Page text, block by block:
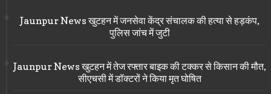
Jaunpur News खुटहन में जनसेवा केंद्र संचालक की हत्या से हड़कंप,
पुलिस जांच में जुटी
Jaunpur News खुटहन में तेज रफ्तार बाइक की टक्कर से किसान की मौत,
सीएचसी में डॉक्टरों ने किया मृत घोषित